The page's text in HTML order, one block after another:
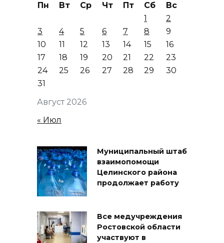
Август 2026
Пн Вт Ср Чт Пт Сб
Вс
1
2
3
4 5 6 7 8
9
10
11 12 13 14 15
16
17
18 19 20 21 22
23
24
25 26 27 28 29
30
31
« Июл
Муниципальный штаб
взаимопомощи
Целинского района
продолжает работу
Все медучреждения
Ростовской области
участвуют в